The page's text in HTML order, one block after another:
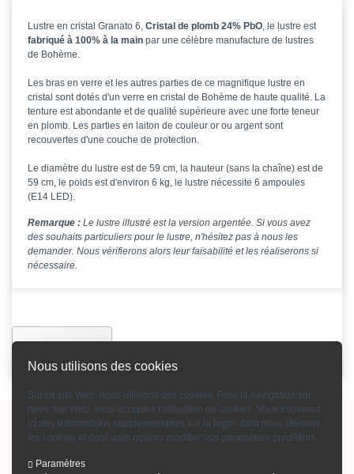
Nous utilisons des cookies
Sur ce site Web, nous utilisons des cookies. Pour la navigation sur
notre site Web, vous acceptez l'utilisation de cookies. Vous trouverez
ici des informations supplémentaires sur la façon dont nous utilisons
les cookies et dont vous pouvez modifier vos paramètres prédéfinis:
Paramètres
Lustre en cristal Granato 6, Cristal de plomb 24% PbO, le lustre est
fabriqué à 100% à la main par une célèbre manufacture de lustres
de Bohème.
Les bras en verre et les autres parties de ce magnifique lustre en
cristal sont dotés d'un verre en cristal de Bohème de haute qualité. La
tenture est abondante et de qualité supérieure avec une forte teneur
en plomb. Les parties en laiton de couleur or ou argent sont
recouvertes d'une couche de protection.
Le diamètre du lustre est de 59 cm, la hauteur (sans la chaîne) est de
59 cm, le poids est d'environ 6 kg, le lustre nécessite 6 ampoules
(E14 LED).
Remarque : Le lustre illustré est la version argentée. Si vous avez
des souhaits particuliers pour le lustre, n'hésitez pas à nous les
demander. Nous vérifierons alors leur faisabilité et les réaliserons si
nécessaire.
Copyright © 2015-2026 Bohemian Crystal GmbH
Mention d'impression-Conditions générales-Contact -Modes de paiement
-Qui sommes-nous